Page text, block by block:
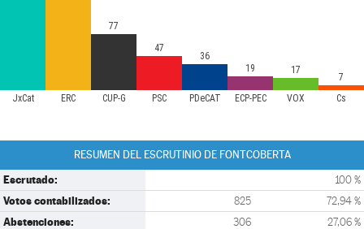
JxCat ERC CUP-G PSC PDeCAT ECP-PEC VOX Cs
77
47
36
19
17
7
RESUMEN DEL ESCRUTINIO DE FONTCOBERTA
Escrutado: 100 %
Votos contabilizados: 825 72,94 %
Abstenciones: 306 27,06 %